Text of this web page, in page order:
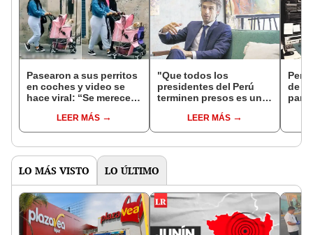
Pasearon a sus perritos
en coches y video se
hace viral: “Se merecen
LEER MÁS
"Que todos los
presidentes del Perú
terminen presos es un
LEER MÁS
de
LO MÁS VISTO LO ÚLTIMO